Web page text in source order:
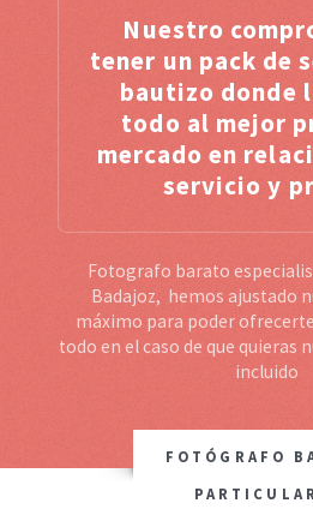
Nuestro
tener un pack de
bautizo donde
todo al mejor
mercado en
servicio y
Fotografo barato
Badajoz, hemos ajustado
máximo para poder
todo en el caso de que quieras
incluido
FOTÓGRAFO